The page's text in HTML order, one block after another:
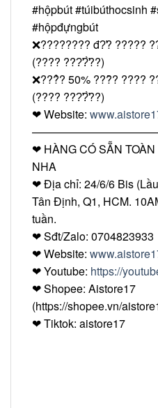
#hộpbút#túibúthocsinh
#hộpđựngbút
❌???????? đ?̛? ?????
(???? ???̛?̛̀??)
❌???̉? 50% ???̂̀? ????
(???? ???̛?̛̀??)
❤Website:
❤ HÀNG CÓ SẴN
NHA
❤Địa chỉ: 24/6/6 Bis
Tân Định, Q1, HCM.
tuần.
❤Sđt/Zalo: 0704823933
❤Website:
❤Youtube: https://
❤Shopee: Aistore17
(https://shopee.vn/
❤Tiktok: aistore17